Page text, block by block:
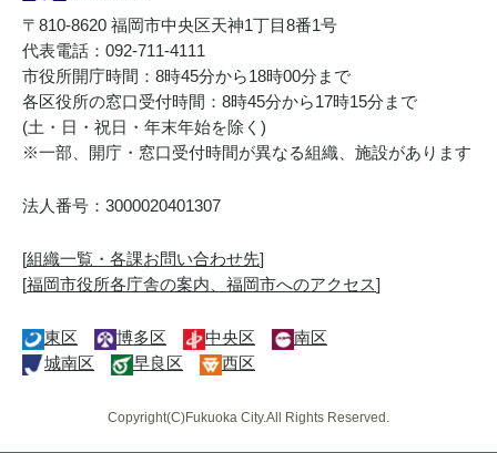
〒810-8620 福岡市中央区天神1丁目8番1号
代表電話：092-711-4111
市役所開庁時間：8時45分から18時00分まで
各区役所の窓口受付時間：8時45分から17時15分まで
(土・日・祝日・年末年始を除く)
※一部、開庁・窓口受付時間が異なる組織、施設があります
法人番号：3000020401307
[組織一覧・各課お問い合わせ先]
[福岡市役所各庁舎の案内、福岡市へのアクセス]
東区 博多区 中央区
南区
城南区
早良区 西区
Copyright(C)Fukuoka City.All Rights Reserved.